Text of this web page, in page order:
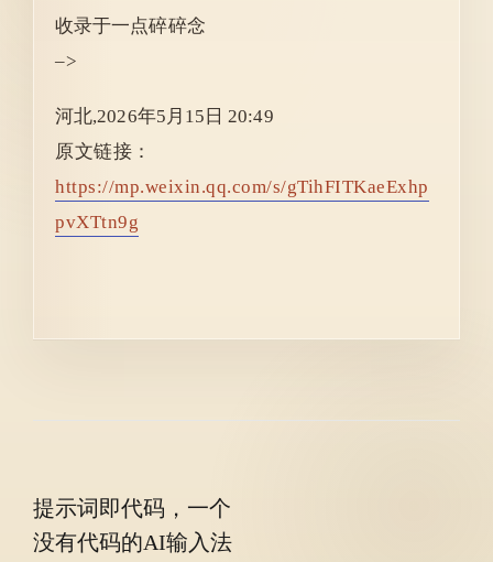
收录于一点碎碎念
–>
河北,2026年5月15日 20:49
原文链接：
https://mp.weixin.qq.com/s/gTihFITKaeExhp
pvXTtn9g
文
章
提示词即代码，一个
没有代码的AI输入法